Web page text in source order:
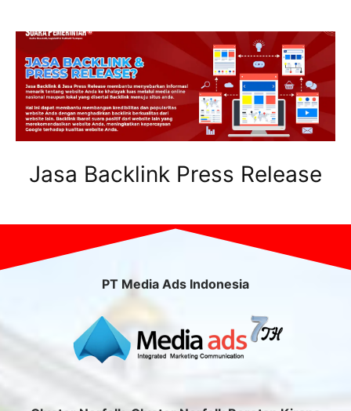
Jasa Backlink Press Release
PT Media Ads Indonesia